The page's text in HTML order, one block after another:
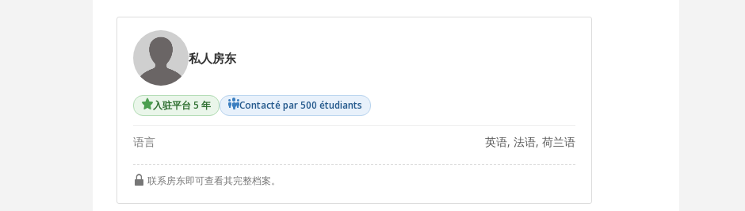
私人房东
入驻平台 5 年 Contacté par 500 étudiants
语言 英语, 法语, 荷兰语
联系房东即可查看其完整档案。